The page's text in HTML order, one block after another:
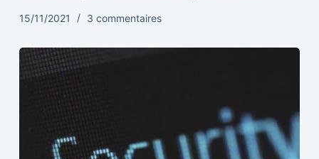
15/11/2021 3 commentaires